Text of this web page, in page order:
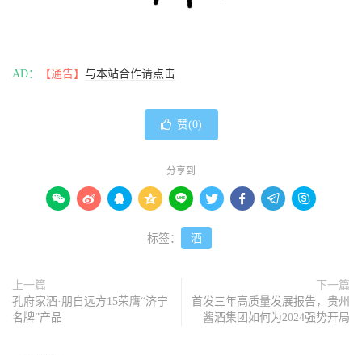
AD： 【通告】 与本站合作请点击
赞(0)
分享到
        
标签： 酒
上一篇
孔府家酒·朋自远方15荣膺“济宁
名牌”产品
下一篇
首发三年高质量发展报告，贵州
酱酒集团如何为2024强势开局